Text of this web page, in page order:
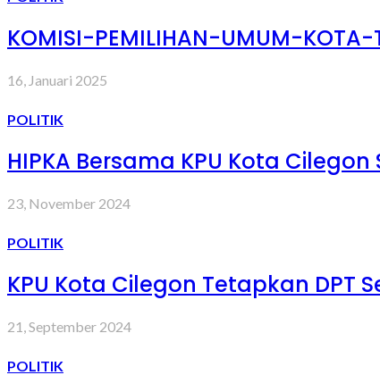
KOMISI-PEMILIHAN-UMUM-KOTA-
16, Januari 2025
POLITIK
HIPKA Bersama KPU Kota
23, November 2024
POLITIK
KPU Kota Cilegon Tetapkan DPT
21, September 2024
POLITIK